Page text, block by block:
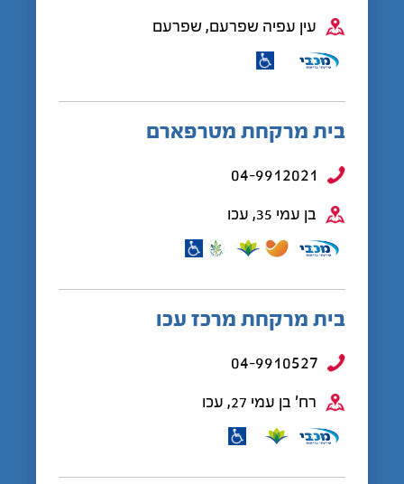
עין עפיה שפרעם, שפרעם
בית מרקחת מטרפארם
04-9912021
בן עמי 35, עכו
בית מרקחת מרכז עכו
04-9910527
רח' בן עמי 27, עכו